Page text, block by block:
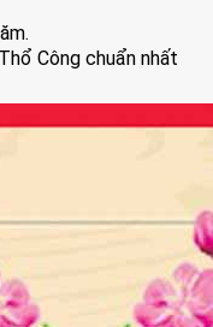
Công chuẩn nhất